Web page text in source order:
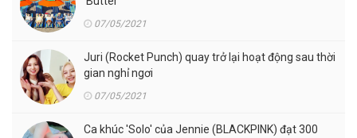
07/05/2021
Juri (Rocket Punch) quay trở lại hoạt động sau thời
gian nghỉ ngơi
07/05/2021
Ca khúc 'Solo' của Jennie (BLACKPINK) đạt 300